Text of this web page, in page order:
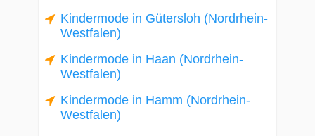
Kindermode in Gütersloh (Nordrhein-
Westfalen)
Kindermode in Haan (Nordrhein-
Westfalen)
Kindermode in Hamm (Nordrhein-
Westfalen)